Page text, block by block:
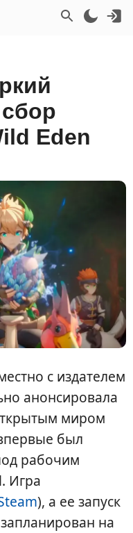
Eden
с издателем
анонсировала
миром
был
рабочим
Игра
), а ее запуск
на